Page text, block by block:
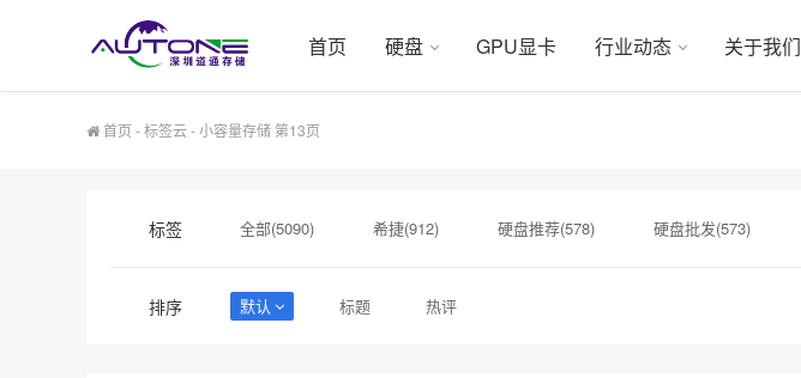
首页 硬盘 GPU显卡 行业动态 关于我们
首页 -标签云- 小容量存储 第13页
标签 全部(5090) 希捷(912) 硬盘推荐(578) 硬盘批发(573)
排序 默认 标题 热评